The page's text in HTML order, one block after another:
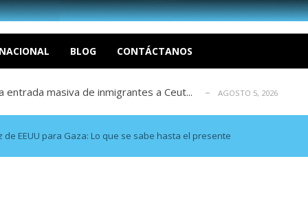
BLOG CONTÁCTANOS
I por la libertad inmediata de l... AGOSTO 5, 2026
revisión de su solicitud de l... AGOSTO 5, 2026
según ONG AGOSTO 5, 2026
entrada masiva de inmigrantes a Ceut...
La tragedia de Venezuela no admi... AGOSTO 5, 2026
I por la libertad inmediata de l... AGOSTO 5, 2026
revisión de su solicitud de l... AGOSTO 5, 2026
según ONG AGOSTO 5, 2026
masiva de inmigrantes a Ceut...
EEUU para Gaza: Lo que se sabe hasta el presente